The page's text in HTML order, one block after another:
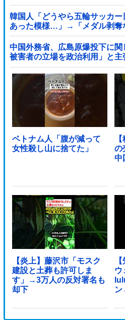
韓国人「どうやら五輪サッカ
あった模様…」→「メダル剥奪
ル」＝韓国の反応
中国外務省、広島原爆投下に
被害者の立場を政治利用」と主
ベトナム人「腹が減って
女性殺し山に捨てた」
の
中
【炎上】藤沢市「モスク
建設と土葬も許可しま
す」→3万人の反対署名も
却下
ウ